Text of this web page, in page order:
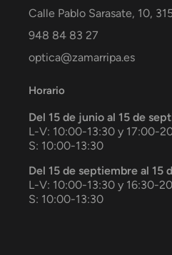
Calle Pablo Sarasate, 10,
948 84 83 27
optica@zamarripa.es
Horario
Del 15 de junio al 15 de
L-V: 10:00-13:30 y 17:00-
S: 10:00-13:30
Del 15 de septiembre al 15
L-V: 10:00-13:30 y 16:30-
S: 10:00-13:30